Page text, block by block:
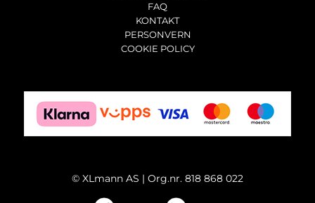
FAQ
KONTAKT
PERSONVERN
COOKIE POLICY
© XLmann AS | Org.nr. 818 868 022